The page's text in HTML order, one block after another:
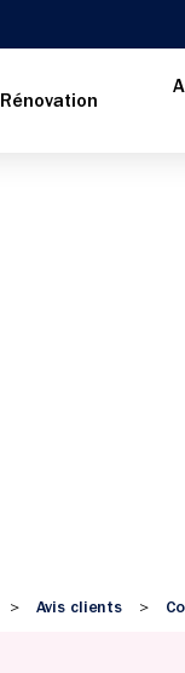
Rénovation
> Avis clients >